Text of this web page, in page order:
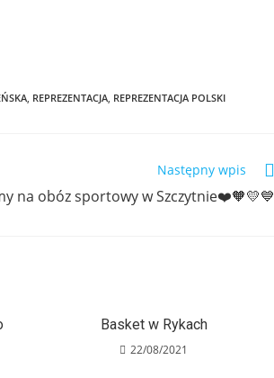
, REPREZENTACJA, REPREZENTACJA POLSKI
Następny wpis
na obóz sportowy w Szczytnie❤️🧡💛💙
Basket w Rykach
22/08/2021